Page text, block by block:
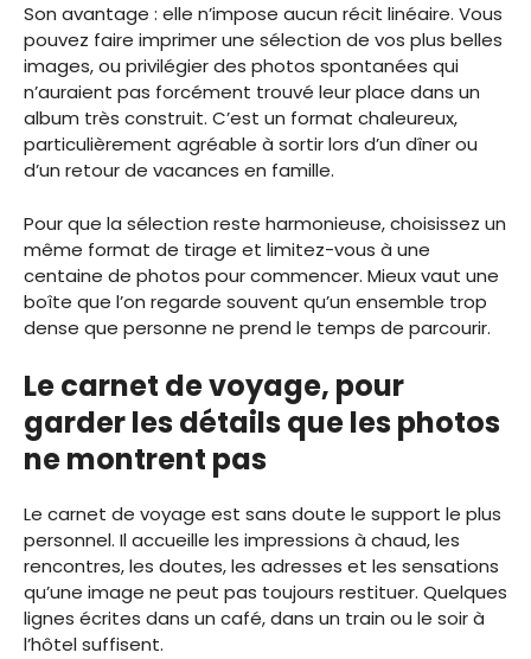
Son avantage : elle n’impose aucun récit linéaire. Vous
pouvez faire imprimer une sélection de vos plus belles
images, ou privilégier des photos spontanées qui
n’auraient pas forcément trouvé leur place dans un
album très construit. C’est un format chaleureux,
particulièrement agréable à sortir lors d’un dîner ou
d’un retour de vacances en famille.
Pour que la sélection reste harmonieuse, choisissez un
même format de tirage et limitez-vous à une
centaine de photos pour commencer. Mieux vaut une
boîte que l’on regarde souvent qu’un ensemble trop
dense que personne ne prend le temps de parcourir.
Le carnet de voyage, pour
garder les détails que les photos
ne montrent pas
Le carnet de voyage est sans doute le support le plus
personnel. Il accueille les impressions à chaud, les
rencontres, les doutes, les adresses et les sensations
qu’une image ne peut pas toujours restituer. Quelques
lignes écrites dans un café, dans un train ou le soir à
l’hôtel suffisent.